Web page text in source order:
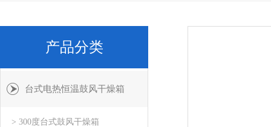
产品分类
台式电热恒温鼓风干燥箱
> 300度台式鼓风干燥箱